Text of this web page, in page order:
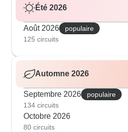
Été 2026
Août 2026
populaire
125 circuits
Automne 2026
Septembre 2026
populaire
134 circuits
Octobre 2026
80 circuits